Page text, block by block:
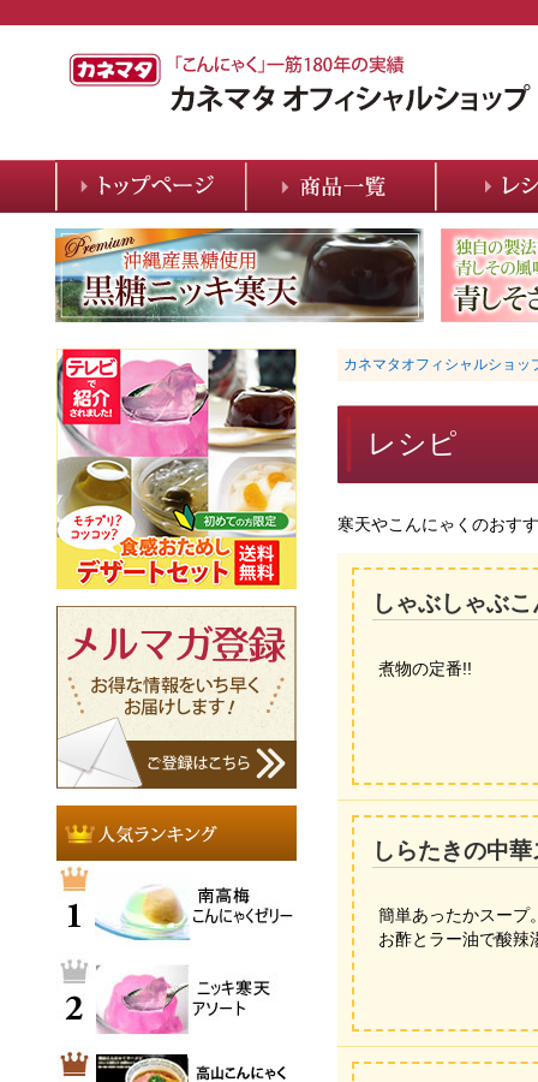
カネマタオフィシャルショッ
レシピ
寒天やこんにゃくのおす
しゃぶしゃぶ
煮物の定番!!
しらたきの中
簡単あったかスープ
お酢とラー油で酸